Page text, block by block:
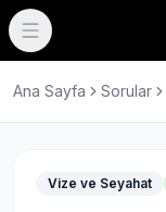
Ana Sayfa Sorular
Vize ve Seyahat